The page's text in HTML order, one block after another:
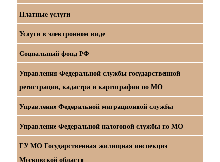
Платные услуги
Услуги в электронном виде
Социальный фонд РФ
Управления Федеральной службы государственной
регистрации, кадастра и картографии по МО
Управление Федеральной миграционной службы
Управление Федеральной налоговой службы по МО
ГУ МО Государственная жилищная инспекция
Московской области